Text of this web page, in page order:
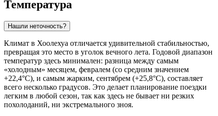
Температура
Нашли неточность?
Климат в Хоолехуа отличается удивительной стабильностью,
превращая это место в уголок вечного лета. Годовой диапазон
температур здесь минимален: разница между самым
«холодным» месяцем, февралем (со средним значением
+22,4°C), и самым жарким, сентябрем (+25,8°C), составляет
всего несколько градусов. Это делает планирование поездки
легким в любой сезон, так как здесь не бывает ни резких
похолоданий, ни экстремального зноя.